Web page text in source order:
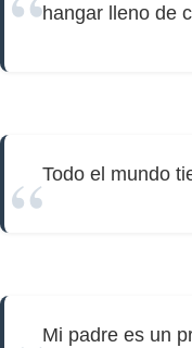
hangar lleno de
Todo el mundo
Mi padre es un